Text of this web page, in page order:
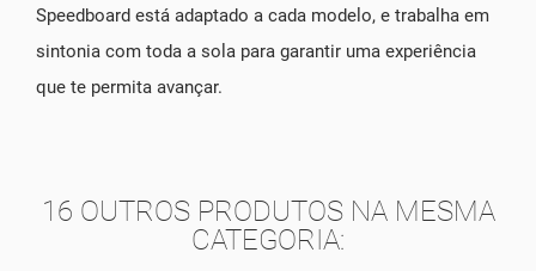
Speedboard está adaptado a cada modelo, e trabalha em
sintonia com toda a sola para garantir uma experiência
que te permita avançar.
16 OUTROS PRODUTOS NA MESMA
CATEGORIA: